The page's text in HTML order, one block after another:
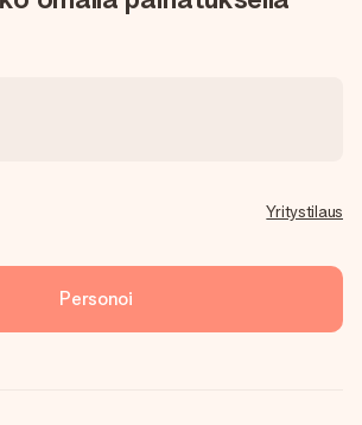
Yritystilaus
Personoi